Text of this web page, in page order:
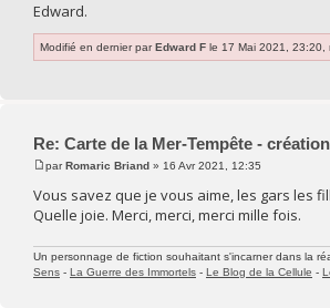
Edward.
Modifié en dernier parEdward F le 17 Mai 2021, 23:20,
Re: Carte de la Mer-Tempête -
parRomaric Briand » 16 Avr 2021, 12:35
Vous savez que je vous aime, les gars les
Quelle joie. Merci, merci, merci mille fois.
Un personnage de fiction souhaitant s'incarner dans la
Sens - La Guerre des Immortels - Le Blog de la Cellule -